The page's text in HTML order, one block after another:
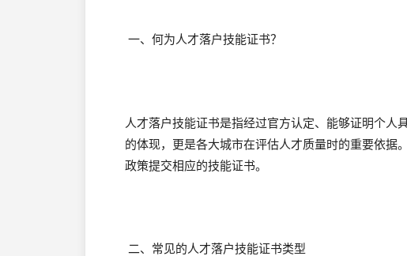
一、何为人才落户技能证书？
人才落户技能证书是指经过官方认定、能够证明个人
的体现，更是各大城市在评估人才质量时的重要依据
政策提交相应的技能证书。
二、常见的人才落户技能证书类型